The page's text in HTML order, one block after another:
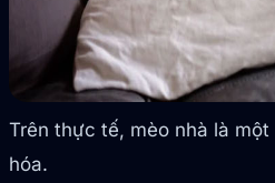
Trên thực tế, mèo nhà là
hóa.